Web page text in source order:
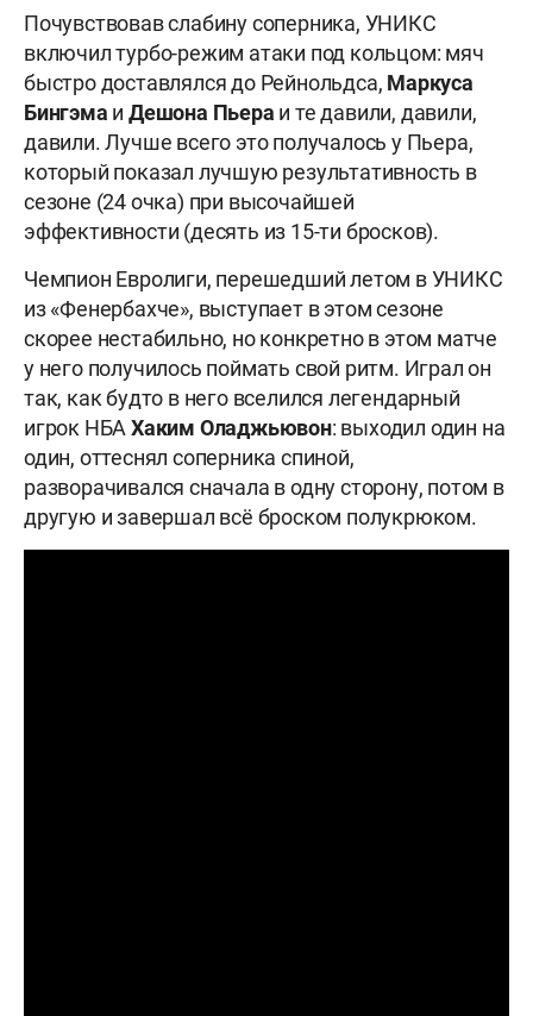
Почувствовав слабину соперника, УНИКС
включил турбо-режим атаки под кольцом: мяч
быстро доставлялся до Рейнольдса, Маркуса
Бингэма иДешона Пьера и те давили, давили,
давили. Лучше всего это получалось у Пьера,
который показал лучшую результативность в
сезоне (24 очка) при высочайшей
эффективности (десять из 15-ти бросков).
Чемпион Евролиги, перешедший летом в УНИКС
из «Фенербахче», выступает в этом сезоне
скорее нестабильно, но конкретно в этом матче
у него получилось поймать свой ритм. Играл он
так, как будто в него вселился легендарный
игрок НБАХаким Оладжьювон: выходил один на
один, оттеснял соперника спиной,
разворачивался сначала в одну сторону, потом в
другую и завершал всё броском полукрюком.